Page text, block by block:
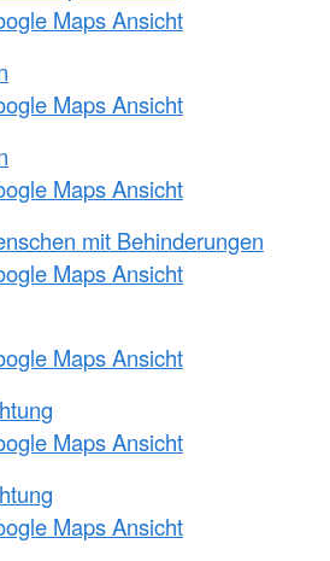
Maps Ansicht
Maps Ansicht
Maps Ansicht
mit Behinderungen
Maps Ansicht
Maps Ansicht
Maps Ansicht
Maps Ansicht